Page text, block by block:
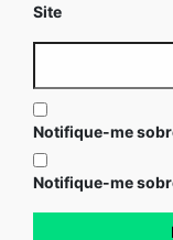
Site
Notifique-me
Notifique-me